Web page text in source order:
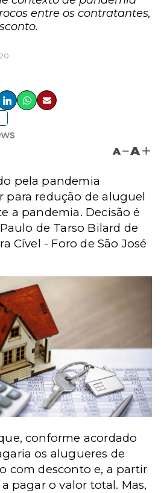
entre os contratantes,
A A
pela pandemia
redução de aluguel
a pandemia. Decisão é
de Tarso Bilard de
Cível - Foro de São José
conforme acordado
os alugueres de
com desconto e, a partir
pagar o valor total. Mas,